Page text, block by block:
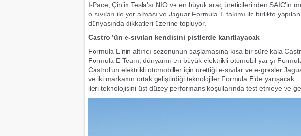
I-Pace, Çin’in Tesla’sı NIO ve en büyük araç üreticilerinden SAIC’in
e-sıvıları ile yer alması ve Jaguar Formula-E takımı ile birlikte
dünyasında dikkatleri üzerine topluyor.
Castrol’ün e-sıvıları kendisini pistlerde kanıtlayacak
Formula E’nin altıncı sezonunun başlamasına kısa bir süre kala
Formula E Team, dünyanın en büyük elektrikli otomobil yarışı
Castrol’un elektrikli otomobiller için ürettiği e-sıvılar ve e-gresler
ve iki markanın ortak geliştirdiği teknolojiler Formula E’de yarışacak.
ileri teknolojisini üst düzey performans koşullarında test etmeye ve